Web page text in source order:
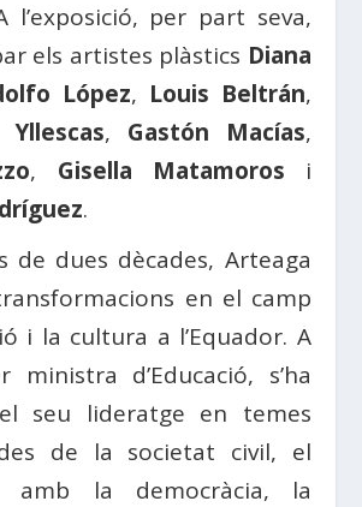
l’exposició, per part seva,
els artistes plàstics Diana
López, Louis Beltrán,
, Gastón Macías,
, Gisella Matamoros i
.
de dues dècades, Arteaga
en el camp
i la cultura a l’Equador. A
ministra d’Educació, s’ha
seu lideratge en temes
de la societat civil, el
amb la democràcia, la